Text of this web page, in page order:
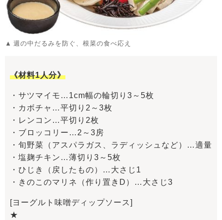
週の中だるみを防ぐ、根菜の食べ応え
《材料1人分》
・サツマイモ…1cm幅の輪切り3～5枚
・カボチャ…平切り2～3枚
・レンコン…平切り2枚
・ブロッコリー…2～3房
・旬野菜（アスパラガス、ラディッシュなど）…適量
・塩麹チキン…薄切り3～5枚
・ひじき（戻したもの）…大さじ1
・きのこのマリネ（作り置きD）…大さじ3
[ヨーグルト味噌ディップソース]
★